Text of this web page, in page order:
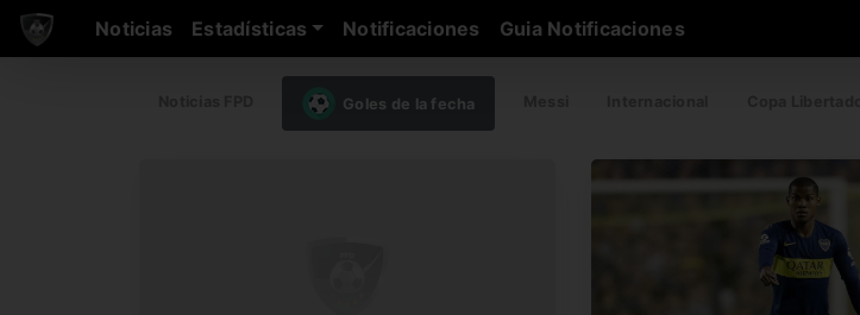
Noticias Estadísticas Notificaciones Guia Notificaciones
Goles de la fecha